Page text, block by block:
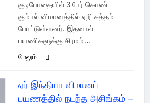
குடிபோதையில் 3 பேர் கொண்ட
கும்பல் விமானத்தில் ஏறி சத்தம்
போட்டுள்ளனர். இதனால்
பயணிகளுக்கு சிரமம்…
மேலும்...
ஏர் இந்தியா விமானப்
பயணத்தில் நடந்த அசிங்கம் –